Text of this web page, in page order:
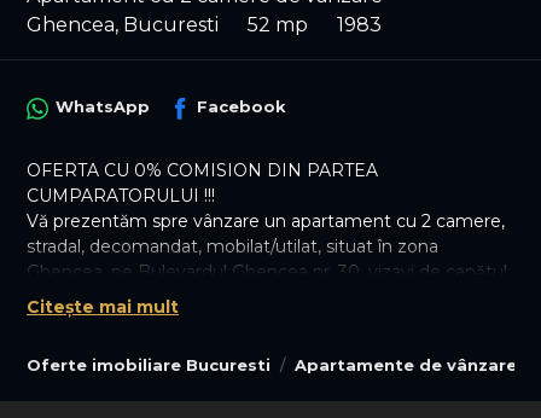
Ghencea, Bucuresti
52 mp 1983
Oferte imobiliare Bucuresti Apartamente de vânzare
WhatsApp Facebook
OFERTA CU 0% COMISION DIN PARTEA
CUMPARATORULUI !!!
Vă prezentăm spre vânzare un apartament cu 2 camere,
stradal, decomandat, mobilat/utilat, situat în zona
Ghencea, pe Bulevardul Ghencea nr. 30, vizavi de capătul
liniei tramvaiului 41 și la doar câțiva pași de Stadionul
Steaua.
construit în anul 1983, într-o zonă sigură, liniștită și foarte
bine conectată la mijloacele de transport și punctele de
Citește mai mult